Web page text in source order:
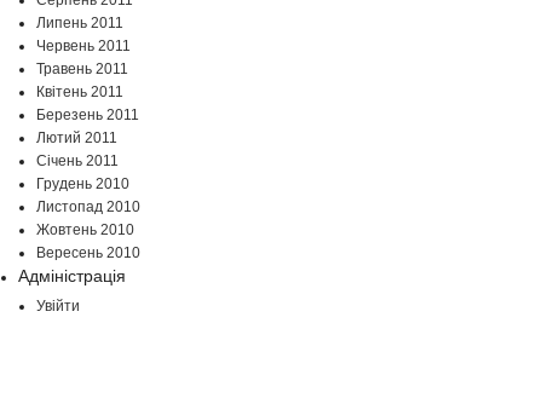
Липень 2011
Червень 2011
Травень 2011
Квітень 2011
Березень 2011
Лютий 2011
Січень 2011
Грудень 2010
Листопад 2010
Жовтень 2010
Вересень 2010
Адміністрація
Увійти